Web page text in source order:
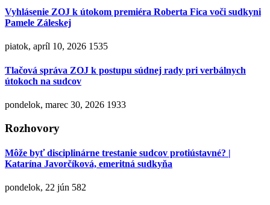
Vyhlásenie ZOJ k útokom premiéra Roberta Fica voči sudkyni
Pamele Záleskej
piatok, apríl 10, 2026 1535
Tlačová správa ZOJ k postupu súdnej rady pri verbálnych
útokoch na sudcov
pondelok, marec 30, 2026 1933
Rozhovory
Môže byť disciplinárne trestanie sudcov protiústavné? |
Katarína Javorčíková, emeritná sudkyňa
pondelok, 22 jún 582